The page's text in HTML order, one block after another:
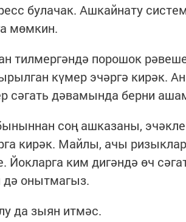
булачак. Ашкайнату
мөмкин.
тилмергәндә порошок
күмер эчәргә кирәк.
сәгать дәвамында берни
соң ашказаны,
кирәк. Майлы, ачы
Йокларга ким дигәндә өч
дә онытмагыз.
да зыян итмәс.